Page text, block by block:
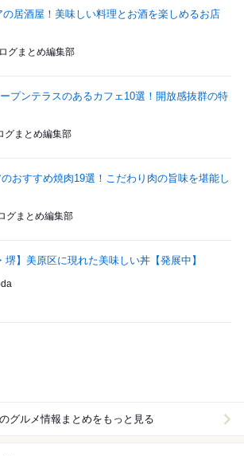
の居酒屋！美味しい料理とお酒を楽しめるお店
グまとめ編集部
ープンテラスのあるカフェ10選！開放感抜群の特
グまとめ編集部
おすすめ焼肉19選！こだわり肉の旨味を堪能し
グまとめ編集部
堺】美原区に現れた美味しい丼【発展中】
グルメ情報まとめをもっと見る